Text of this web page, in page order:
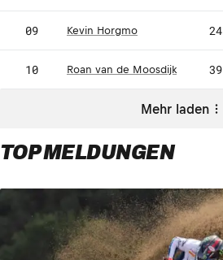
09 Kevin Horgmo 24
10 Roan van de Moosdijk 39
Mehr laden
TOP MELDUNGEN